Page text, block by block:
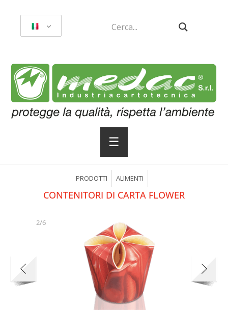
☰
PRODOTTI ALIMENTI
CONTENITORI DI CARTA FLOWER
2/6